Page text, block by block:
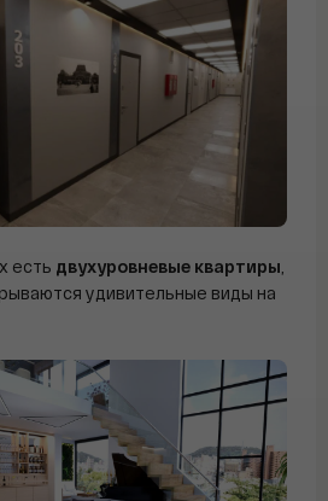
есть двухуровневые квартиры
удивительные виды на